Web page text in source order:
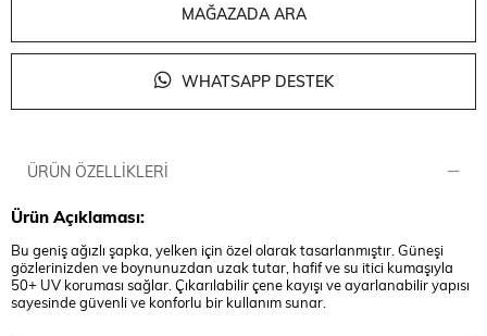
MAĞAZADA ARA
WHATSAPP DESTEK
ÜRÜN ÖZELLIKLERI
Ürün Açıklaması:
Bu geniş ağızlı şapka, yelken için özel olarak tasarlanmıştır. Güneşi
gözlerinizden ve boynunuzdan uzak tutar, hafif ve su itici kumaşıyla
50+ UV koruması sağlar. Çıkarılabilir çene kayışı ve ayarlanabilir yapısı
sayesinde güvenli ve konforlu bir kullanım sunar.